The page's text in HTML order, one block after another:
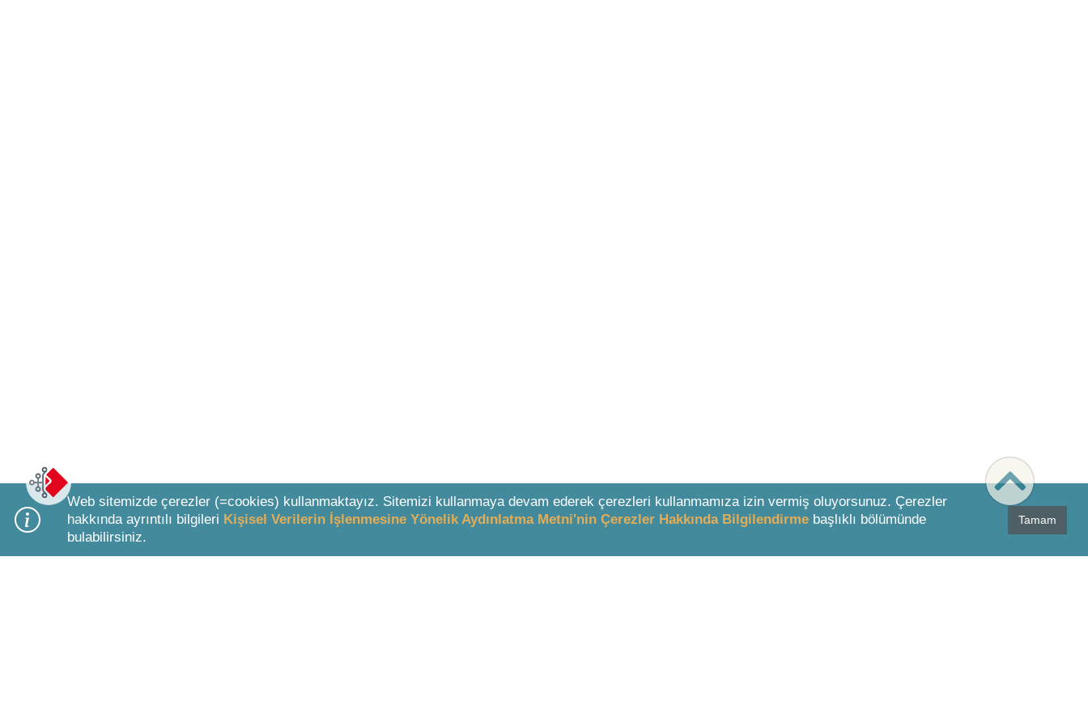
Bottom Search Toolbar Highlight Text
Web sitemizde çerezler (=cookies) kullanmaktayız. Sitemizi kullanmaya devam ederek çerezleri kullanmamıza izin vermiş oluyorsunuz. Çerezler
hakkında ayrıntılı bilgileri Kişisel Verilerin İşlenmesine Yönelik Aydınlatma Metni'nin Çerezler Hakkında Bilgilendirme başlıklı bölümünde
bulabilirsiniz.
Tamam